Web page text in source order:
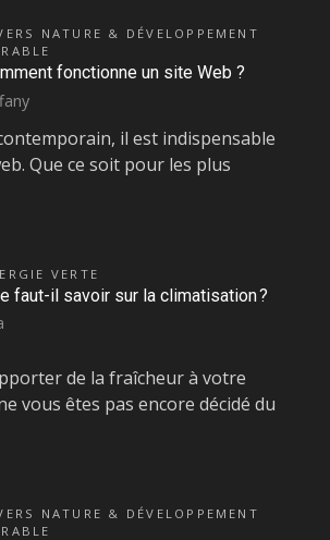
NATURE & DÉVELOPPEMENT
fonctionne un site Web ?
il est indispensable
Que ce soit pour les plus
VERTE
faut-il savoir sur la climatisation ?
de la fraîcheur à votre
vous êtes pas encore décidé du
NATURE & DÉVELOPPEMENT